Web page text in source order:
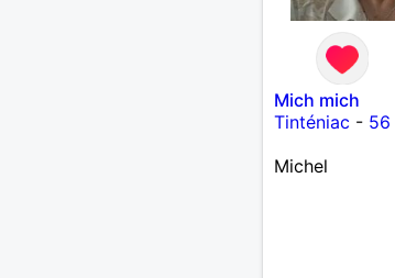
Mich mich
Tinténiac - 56
Michel